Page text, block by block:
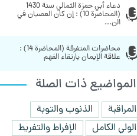
الن...
علاقة الإيمان بارتقاء الفهم
المواضيع ذات الصلة
المراقبة
الذنوب والتوبة
الولي الكامل
الإفراط والتفريط